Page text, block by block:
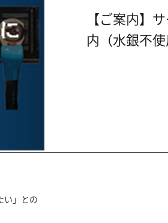
【ご案内】
内（水銀不使
い」との